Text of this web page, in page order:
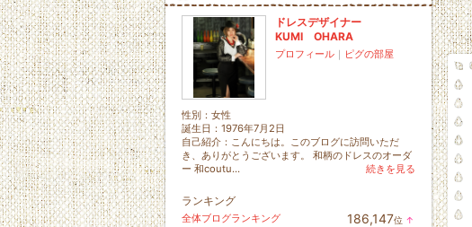
ドレスデザイナー
KUMI OHARA
プロフィール ｜ ピグの部屋
性別： 女性
誕生日： 1976年7月2日
自己紹介：こんにちは。このブログに訪問いただ
き、ありがとうございます。 和柄のドレスのオーダ
ー 和coutu...
続きを見る
ランキング
全体ブログランキング 186,147位 ↑